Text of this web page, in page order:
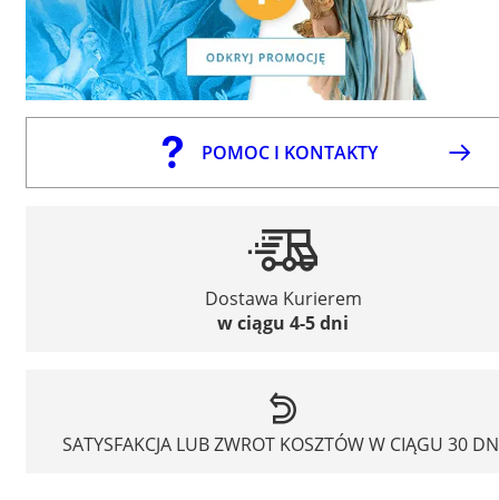
POMOC I KONTAKTY
Dostawa Kurierem
w ciągu 4-5 dni
SATYSFAKCJA LUB ZWROT KOSZTÓW W CIĄGU 30